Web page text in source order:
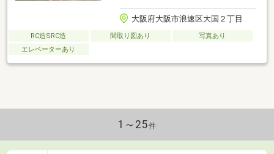
大阪府大阪市浪速区大国２丁目
RC造SRC造 間取り図あり
写真あり
エレベーターあり
1～25件